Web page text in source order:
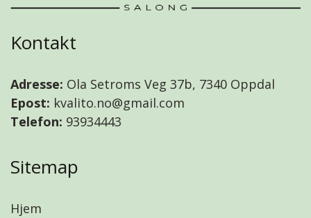
Kontakt
Adresse: Ola Setroms Veg 37b, 7340 Oppdal
Epost: kvalito.no@gmail.com
Telefon: 93934443
Sitemap
Hjem